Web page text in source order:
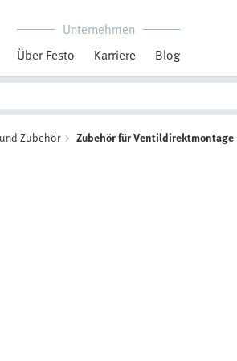
Unternehmen
Über Festo
Karriere Blog
Zubehör Zubehör für Ventildirektmontage